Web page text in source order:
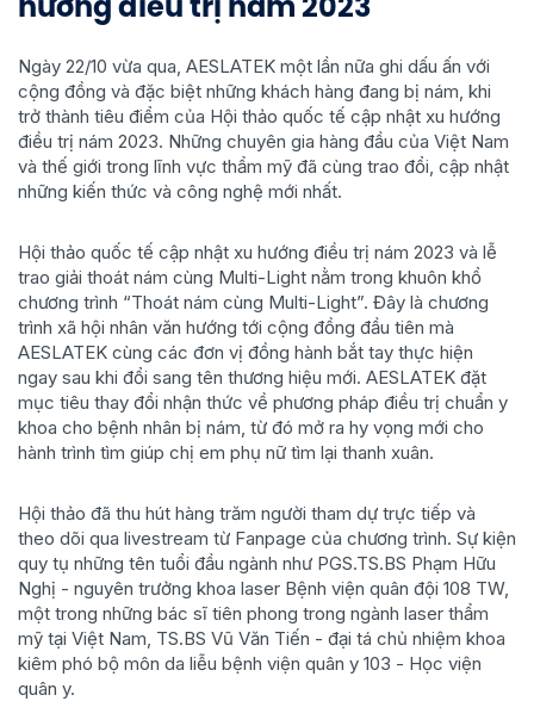
Ngày 22/10 vừa qua, AESLATEK một lần nữa ghi dấu ấn với
cộng đồng và đặc biệt những khách hàng đang bị nám, khi
trở thành tiêu điểm của Hội thảo quốc tế cập nhật xu hướng
điều trị nám 2023. Những chuyên gia hàng đầu của Việt Nam
và thế giới trong lĩnh vực thẩm mỹ đã cùng trao đổi, cập nhật
những kiến thức và công nghệ mới nhất.
Hội thảo quốc tế cập nhật xu hướng điều trị nám 2023 và lễ
trao giải thoát nám cùng Multi-Light nằm trong khuôn khổ
chương trình “Thoát nám cùng Multi-Light”. Đây là chương
trình xã hội nhân văn hướng tới cộng đồng đầu tiên mà
AESLATEK cùng các đơn vị đồng hành bắt tay thực hiện
ngay sau khi đổi sang tên thương hiệu mới. AESLATEK đặt
mục tiêu thay đổi nhận thức về phương pháp điều trị chuẩn y
khoa cho bệnh nhân bị nám, từ đó mở ra hy vọng mới cho
hành trình tìm giúp chị em phụ nữ tìm lại thanh xuân.
Hội thảo đã thu hút hàng trăm người tham dự trực tiếp và
theo dõi qua livestream từ Fanpage của chương trình. Sự kiện
quy tụ những tên tuổi đầu ngành như PGS.TS.BS Phạm Hữu
Nghị - nguyên trưởng khoa laser Bệnh viện quân đội 108 TW,
một trong những bác sĩ tiên phong trong ngành laser thẩm
mỹ tại Việt Nam, TS.BS Vũ Văn Tiến - đại tá chủ nhiệm khoa
kiêm phó bộ môn da liễu bệnh viện quân y 103 - Học viện
quân y.